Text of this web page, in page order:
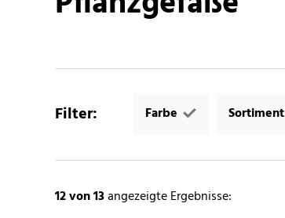
Filter: Farbe Sortiment
12von 13angezeigte Ergebnisse: